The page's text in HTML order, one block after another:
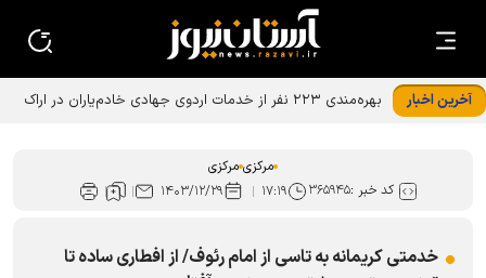
آخرین اخبار بهره‌مندی ۲۲۳ نفر از خدمات اردوی جهادی خادم‌یاران در اراک
مرکزی مرکزی
کد خبر :۳۶۵۹۴۵ ۱۷:۱۹ ۱۴۰۳/۱۲/۲۹
خدمتی کریمانه به تاسی از امام رئوف/ از افطاری ساده تا